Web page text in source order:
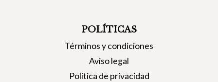
POLÍTICAS
Términos y condiciones
Aviso legal
Política de privacidad